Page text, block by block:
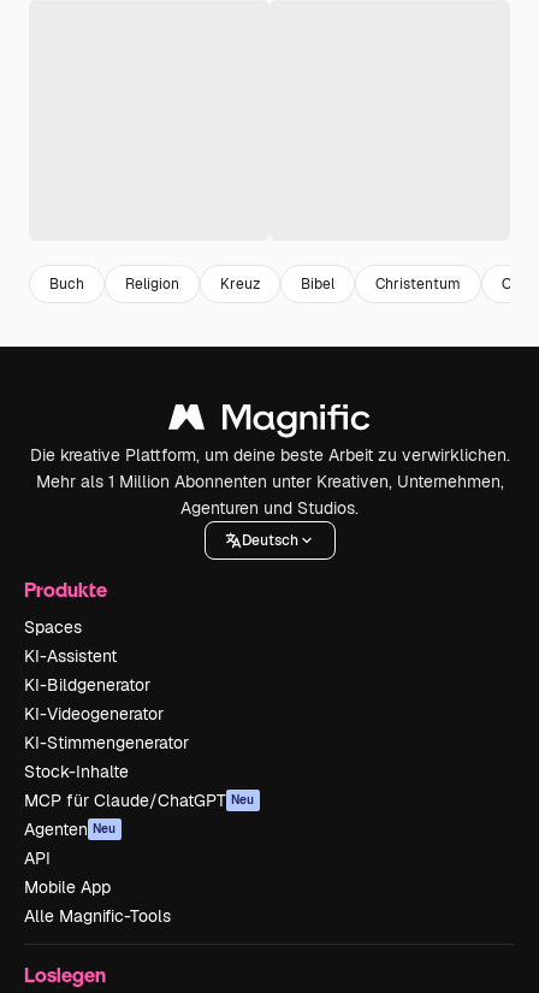
Buch Religion Kreuz Bibel Christentum
Die kreative Plattform, um deine beste Arbeit zu verwirklichen.
Mehr als 1 Million Abonnenten unter Kreativen, Unternehmen,
Agenturen und Studios.
Deutsch
Produkte
Spaces
KI-Assistent
KI-Bildgenerator
KI-Videogenerator
KI-Stimmengenerator
Stock-Inhalte
MCP für Claude/ChatGPT Neu
Agenten Neu
API
Mobile App
Alle Magnific-Tools
Loslegen